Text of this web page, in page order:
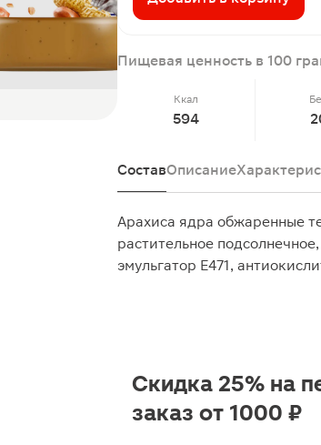
Пищевая ценность в 100
Ккал
594
СоставОписание
Арахиса ядра обжаренные
растительное
эмульгатор Е471,
Скидка 25% на
заказ от 1000 ₽